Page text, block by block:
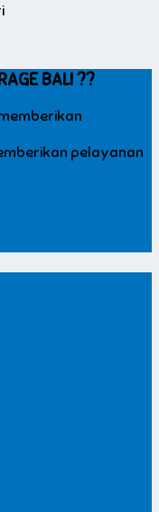
BALI ??
pelayanan